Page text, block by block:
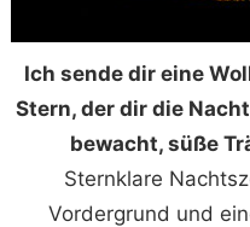
Ich sende dir eine
Stern, der dir die
bewacht, süße
Sternklare
Vordergrund und